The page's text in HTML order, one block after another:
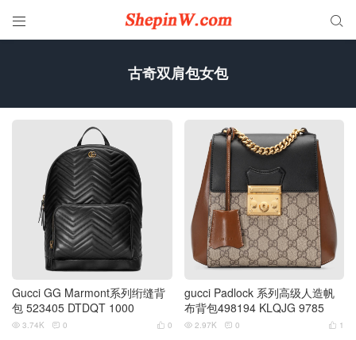
 
古奇双肩包女包
Gucci GG Marmont系列绗缝背
包 523405 DTDQT 1000
 0
 3.74K  0
gucci Padlock 系列高级人造帆
布背包498194 KLQJG 9785
 1
 2.97K  0